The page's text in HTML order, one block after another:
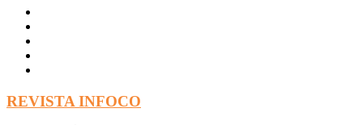
REVISTA INFOCO